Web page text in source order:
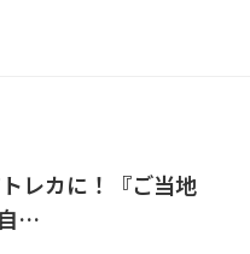
レカに！『ご当地
…